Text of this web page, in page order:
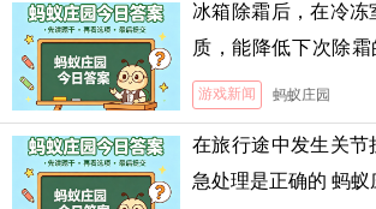
冰箱除霜后，在冷冻
质，能降低下次除
月5日答案
游戏新闻 蚂蚁庄园
在旅行途中发生关节
急处理是正确的 蚂蚁